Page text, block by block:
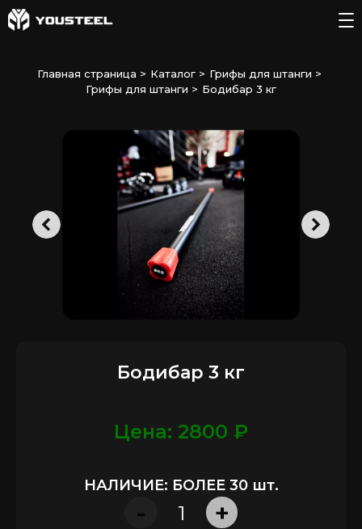
Главная страница > Каталог> Грифы для штанги >
Грифы для штанги > Бодибар 3 кг
Бодибар 3 кг
Цена: 2800 ₽
НАЛИЧИЕ: БОЛЕЕ 30 шт.
- +